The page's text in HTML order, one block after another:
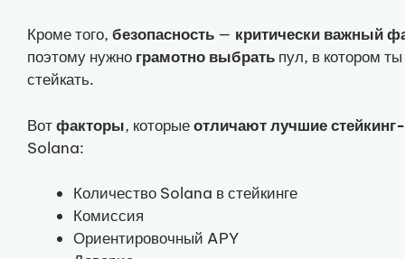
Кроме того, безопасность — критически важный
поэтому нужно грамотно выбрать пул, в котором
стейкать.
Вотфакторы, которыеотличают лучшие
Solana:
Количество Solana в стейкинге
Комиссия
Ориентировочный APY